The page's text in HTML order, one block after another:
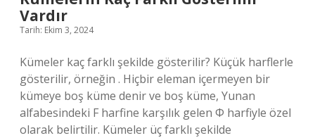
Vardır
Tarih: Ekim 3, 2024
Kümeler kaç farklı şekilde gösterilir? Küçük harflerle
gösterilir, örneğin . Hiçbir eleman içermeyen bir
kümeye boş küme denir ve boş küme, Yunan
alfabesindeki F harfine karşılık gelen Φ harfiyle özel
olarak belirtilir. Kümeler üç farklı şekilde